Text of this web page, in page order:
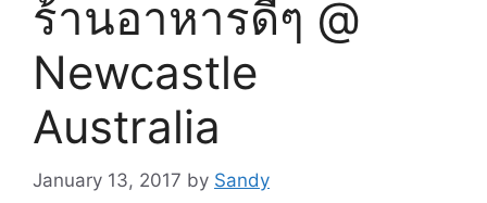
ร้านอาหารดีๆ @
Newcastle
Australia
January 13, 2017 by Sandy